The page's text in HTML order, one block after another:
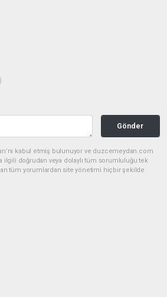
Gönder
kabul etmiş bulunuyor ve duzcemeydan.com
ilgili doğrudan veya dolaylı tüm sorumluluğu tek
tüm yorumlardan site yönetimi hiçbir şekilde